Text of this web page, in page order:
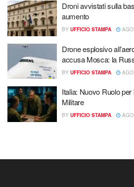
Droni avvistati sulla
aumento
BY UFFICIO STAMPA
Drone esplosivo
accusa Mosca: la
BY UFFICIO STAMPA
Italia: Nuovo Ruolo
Militare
BY UFFICIO STAMPA